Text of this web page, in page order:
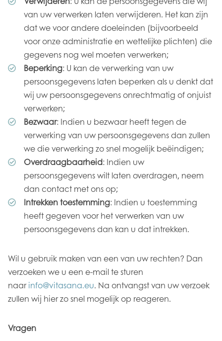
van uw verwerken laten verwijderen. Het kan zijn
dat we voor andere doeleinden (bijvoorbeeld
voor onze administratie en wettelijke plichten) die
gegevens nog wel moeten verwerken;
Beperking: U kan de verwerking van uw
persoonsgegevens laten beperken als u denkt dat
wij uw persoonsgegevens onrechtmatig of onjuist
verwerken;
Bezwaar: Indien u bezwaar heeft tegen de
verwerking van uw persoonsgegevens dan zullen
we die verwerking zo snel mogelijk beëindigen;
Overdraagbaarheid: Indien uw
persoonsgegevens wilt laten overdragen, neem
dan contact met ons op;
Intrekken toestemming: Indien u toestemming
heeft gegeven voor het verwerken van uw
persoonsgegevens dan kan u dat intrekken.
Wil u gebruik maken van een van uw rechten? Dan
verzoeken we u een e-mail te sturen
naarinfo@vitasana.eu. Na ontvangst van uw verzoek
zullen wij hier zo snel mogelijk op reageren.
Vragen